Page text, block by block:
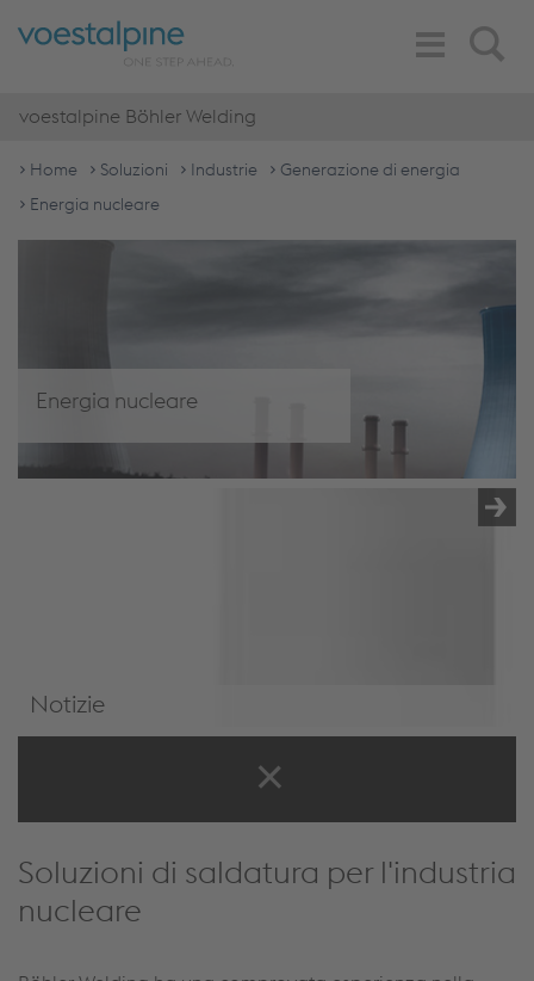
Search
Toggle
Navigation
voestalpine Böhler Welding
Home Soluzioni Industrie
Generazione di energia
Energia nucleare
Energia nucleare
Notizie
Soluzioni di saldatura per l'industria
nucleare